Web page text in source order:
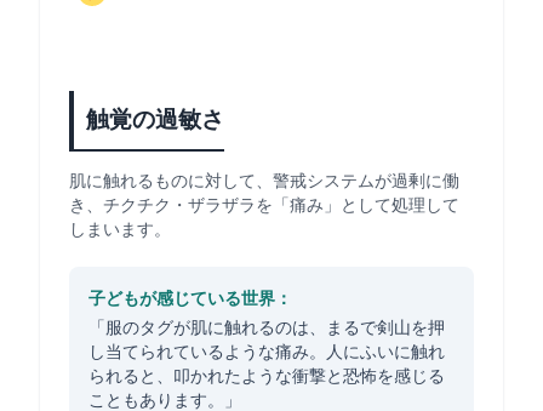
触覚の過敏さ
肌に触れるものに対して、警戒システムが過剰に働
き、チクチク・ザラザラを「痛み」として処理して
しまいます。
子どもが感じている世界：
「服のタグが肌に触れるのは、まるで剣山を押
し当てられているような痛み。人にふいに触れ
られると、叩かれたような衝撃と恐怖を感じる
こともあります。」